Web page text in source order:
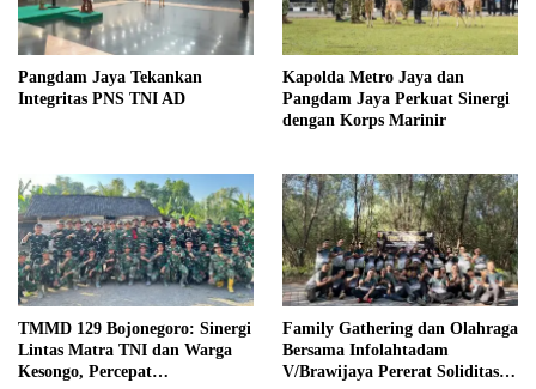
Pangdam Jaya Tekankan
Integritas PNS TNI AD
Kapolda Metro Jaya dan
Pangdam Jaya Perkuat Sinergi
dengan Korps Marinir
TMMD 129 Bojonegoro: Sinergi
Lintas Matra TNI dan Warga
Kesongo, Percepat
Family Gathering dan Olahraga
Bersama Infolahtadam
V/Brawijaya Pererat Soliditas